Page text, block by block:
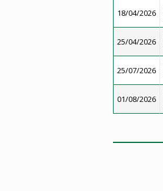
18/04/2026
25/04/2026
25/07/2026
01/08/2026